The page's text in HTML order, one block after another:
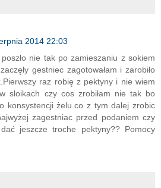
2014 22:03
nie tak po zamieszaniu z sokiem
gestniec zagotowałam i zarobiło
raz robię z pektyny i nie wiem
sloikach czy cos zrobiłam nie tak bo
konsystencji żelu.co z tym dalej zrobic
zagestniac przed podaniem czy
jeszcze troche pektyny?? Pomocy